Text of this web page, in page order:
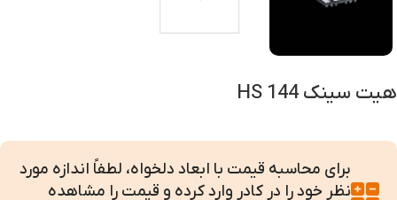
هیت سینک HS 144
برای محاسبه قیمت با ابعاد دلخواه، لطفاً اندازه مورد
نظر خود را در کادر وارد کرده و قیمت را مشاهده